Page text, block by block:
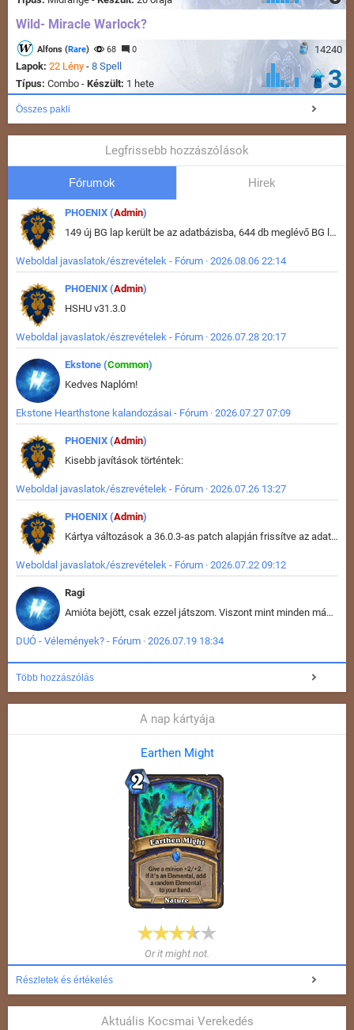
Wild- Miracle Warlock?
14240
Alfons (Rare) 68 0
Lapok: 22 Lény - 8 Spell
Típus: Combo - Készült: 1 hete 3
Összes pakli
Legfrissebb hozzászólások
Fórumok Hirek
PHOENIX (Admin)
149 új BG lap került be az adatbázisba, 644 db meglévő BG lap módosult, bekerültek az új képek a megváltozott lapokhoz is.
Weboldal javaslatok/észrevételek - Fórum · 2026.08.06 22:14
PHOENIX (Admin)
HSHU v31.3.0
Weboldal javaslatok/észrevételek - Fórum · 2026.07.28 20:17
Ekstone (Common)
Kedves Naplóm!
Ekstone Hearthstone kalandozásai - Fórum · 2026.07.27 07:09
PHOENIX (Admin)
Kisebb javítások történtek:
Weboldal javaslatok/észrevételek - Fórum · 2026.07.26 13:27
PHOENIX (Admin)
Kártya változások a 36.0.3-as patch alapján frissítve az adatbázisban (képek is cserélve).
Weboldal javaslatok/észrevételek - Fórum · 2026.07.22 09:12
Ragi
Amióta bejött, csak ezzel játszom. Viszont mint minden más - akár az alapjáték is, ez is baromira összetett lett. Néha már pár kör után is esélytelen az egész. Vagy irreállisan túltápol valaki, vagy lelép a partner, vagy csak hülye mint a segg. És amikor eljönne az én időm, na akkor jön el mindenki másé is. Engem jobban érdekelne, hogy ki milyen ratingen szokott játszani. Na ez lenne egy érdekes adat.
DUÓ - Vélemények? - Fórum · 2026.07.19 18:34
Több hozzászólás
A nap kártyája
Earthen Might
Or it might not.
Részletek és értékelés
Aktuális Kocsmai Verekedés